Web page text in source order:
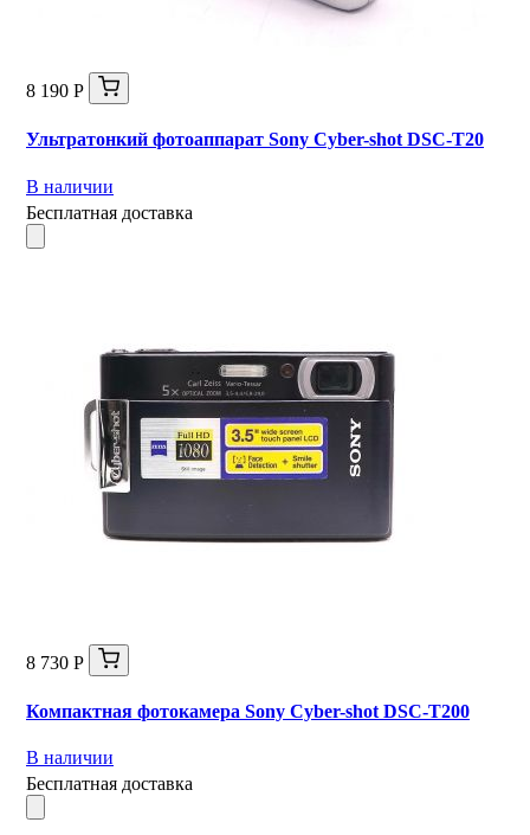
8 190 Р
Ультратонкий фотоаппарат Sony Cyber-shot DSC-T20
В наличии
Бесплатная доставка
8 730 Р
Компактная фотокамера Sony Cyber-shot DSC-T200
В наличии
Бесплатная доставка